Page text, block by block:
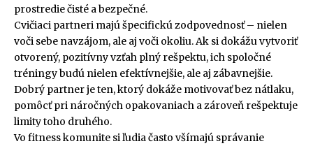
prostredie čisté a bezpečné.
Cvičiaci partneri majú špecifickú zodpovednosť – nielen
voči sebe navzájom, ale aj voči okoliu. Ak si dokážu vytvoriť
otvorený, pozitívny vzťah plný rešpektu, ich spoločné
tréningy budú nielen efektívnejšie, ale aj zábavnejšie.
Dobrý partner je ten, ktorý dokáže motivovať bez nátlaku,
pomôcť pri náročných opakovaniach a zároveň rešpektuje
limity toho druhého.
Vo fitness komunite si ľudia často všímajú správanie